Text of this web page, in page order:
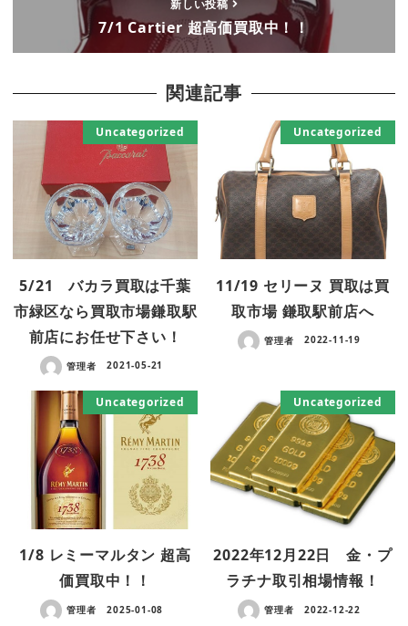
新しい投稿
7/1 Cartier 超高価買取中！！
関連記事
Uncategorized
5/21 バカラ買取は千葉
市緑区なら買取市場鎌取駅
前店にお任せ下さい！
管理者 2021-05-21
Uncategorized
11/19 セリーヌ 買取は買
取市場 鎌取駅前店へ
管理者 2022-11-19
Uncategorized
1/8 レミーマルタン 超高
価買取中！！
管理者 2025-01-08
Uncategorized
2022年12月22日 金・プ
ラチナ取引相場情報！
管理者 2022-12-22